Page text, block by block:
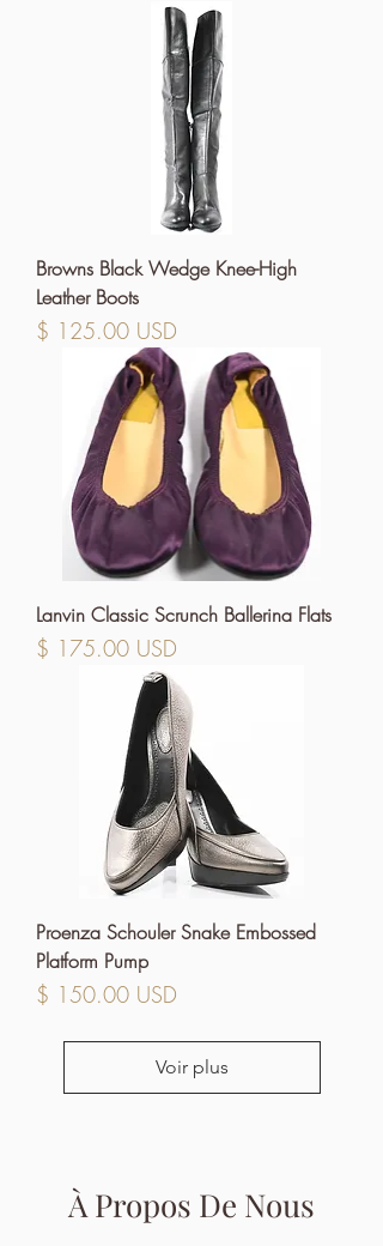
Browns Black Wedge Knee-High
Leather Boots
Prix
$ 125.00 USD
Lanvin Classic Scrunch Ballerina Flats
Prix
$ 175.00 USD
Proenza Schouler Snake Embossed
Platform Pump
Prix
$ 150.00 USD
Voir plus
À Propos De Nous